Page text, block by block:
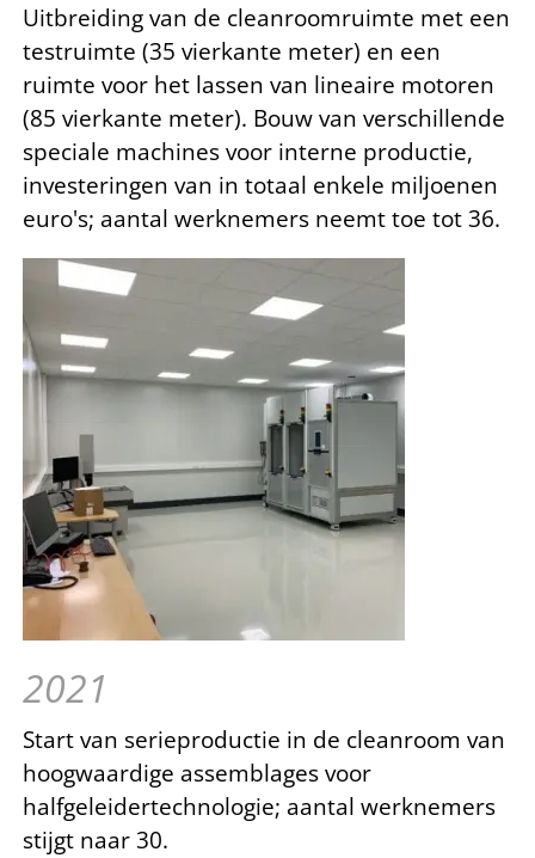
Uitbreiding van de cleanroomruimte met een
testruimte (35 vierkante meter) en een
ruimte voor het lassen van lineaire motoren
(85 vierkante meter). Bouw van verschillende
speciale machines voor interne productie,
investeringen van in totaal enkele miljoenen
euro's; aantal werknemers neemt toe tot 36.
2021
Start van serieproductie in de cleanroom van
hoogwaardige assemblages voor
halfgeleidertechnologie; aantal werknemers
stijgt naar 30.